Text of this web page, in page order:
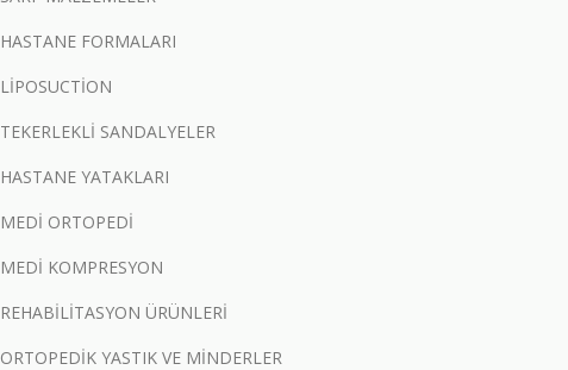
HASTANE FORMALARI
LİPOSUCTİON
TEKERLEKLİ SANDALYELER
HASTANE YATAKLARI
MEDİ ORTOPEDİ
MEDİ KOMPRESYON
REHABİLİTASYON ÜRÜNLERİ
ORTOPEDİK YASTIK VE MİNDERLER